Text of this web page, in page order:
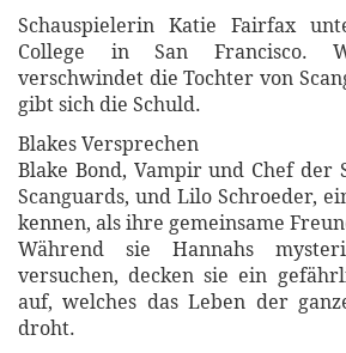
Schauspielerin Katie Fairfax
College in San Francisco.
verschwindet die Tochter von
gibt sich die Schuld.
Blakes Versprechen
Blake Bond, Vampir und Chef
Scanguards, und Lilo Schroeder,
kennen, als ihre gemeinsame
Während sie Hannahs
versuchen, decken sie ein
auf, welches das Leben der
droht.